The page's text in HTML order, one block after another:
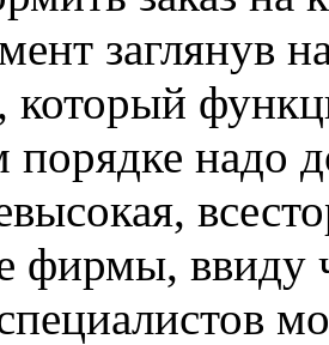
заглянув
который
порядке надо
фирмы, ввиду